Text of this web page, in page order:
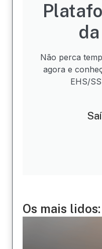
Não perca
agora e
EHS/
Os mais lidos: